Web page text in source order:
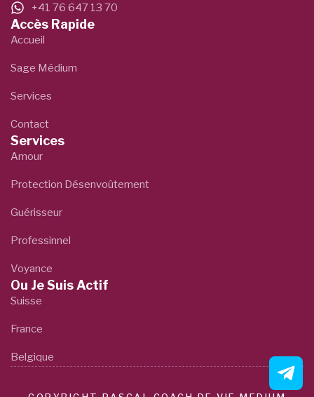
+41 76 647 13 70
Accès Rapide
Accueil
Sage Médium
Services
Contact
Services
Amour
Protection Désenvoûtement
Guérisseur
Professinnel
Voyance
Ou Je Suis Actif
Suisse
France
Belgique